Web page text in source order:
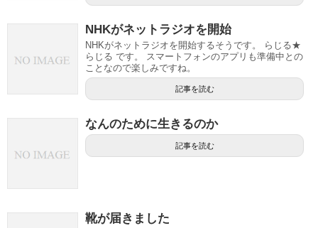
NHKがネットラジオを開始
NHKがネットラジオを開始するそうです。 らじる★
らじる です。 スマートフォンのアプリも準備中との
ことなので楽しみですね。
記事を読む
なんのために生きるのか
記事を読む
靴が届きました